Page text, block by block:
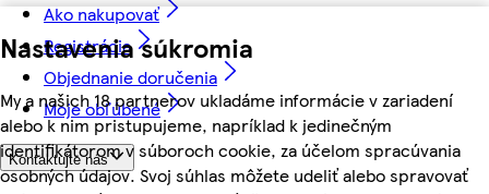
Nastavenia súkromia
My a našich 18 partnerov ukladáme informácie v zariadení
alebo k nim pristupujeme, napríklad k jedinečným
identifikátorom v súboroch cookie, za účelom spracúvania
osobných údajov. Svoj súhlas môžete udeliť alebo spravovať
Ako nakupovať
Registrácia
Objednanie doručenia
Moje obľúbené
Kontaktujte nás